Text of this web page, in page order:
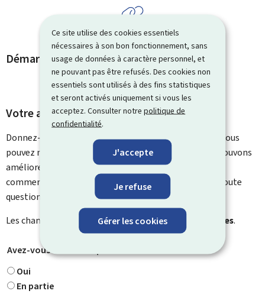
Ce site utilise des cookies essentiels
nécessaires à son bon fonctionnement, sans
usage de données à caractère personnel, et
ne pouvant pas être refusés. Des cookies non
essentiels sont utilisés à des fins statistiques
et seront activés uniquement si vous les
acceptez. Consulter notrepolitique de
confidentialité.
J'accepte
Je refuse
Gérer les cookies
Démarches et liens associés
Votre avis nous intéresse
Donnez-nous votre avis sur le contenu de cette page. Vous
pouvez nous laisser un commentaire sur ce que nous pouvons
améliorer. Vous ne recevrez pas de réponse à votre
commentaire. Utilisez le formulaire de contact pour toute
question particulière.
Les champs marqués d’une étoile ( * ) sont obligatoires.
Avez-vous trouvé ce que vous cherchiez ?
Oui
En partie